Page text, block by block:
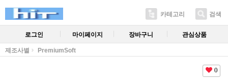
카테고리 검색
로그인 마이페이지 장바구니 관심상품
제조사별 PremiumSoft
0